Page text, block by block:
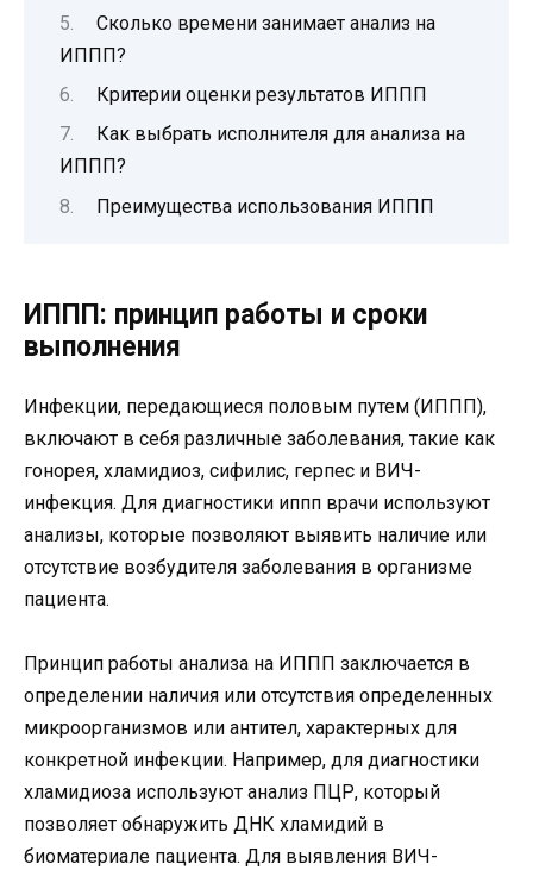
Сколько времени занимает анализ на
ИППП?
Критерии оценки результатов ИППП
Как выбрать исполнителя для анализа на
ИППП?
Преимущества использования ИППП
ИППП: принцип работы и сроки
выполнения
Инфекции, передающиеся половым путем (ИППП),
включают в себя различные заболевания, такие как
гонорея, хламидиоз, сифилис, герпес и ВИЧ-
инфекция. Для диагностики иппп врачи используют
анализы, которые позволяют выявить наличие или
отсутствие возбудителя заболевания в организме
пациента.
Принцип работы анализа на ИППП заключается в
определении наличия или отсутствия определенных
микроорганизмов или антител, характерных для
конкретной инфекции. Например, для диагностики
хламидиоза используют анализ ПЦР, который
позволяет обнаружить ДНК хламидий в
биоматериале пациента. Для выявления ВИЧ-